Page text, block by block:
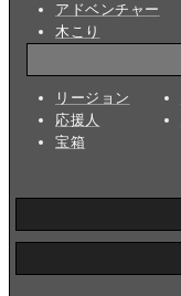
アドベンチャー
木こり
リージョン
応援人
宝箱